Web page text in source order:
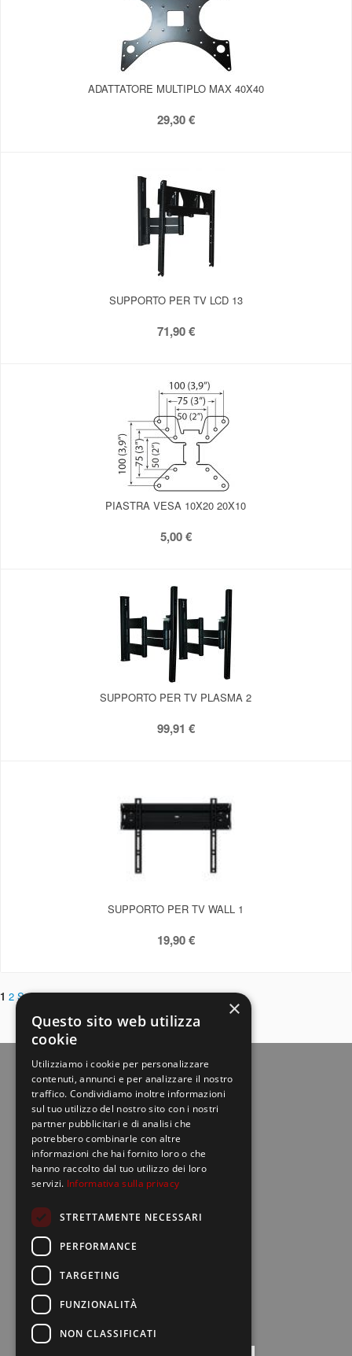
ADATTATORE MULTIPLO MAX 40X40
29,30 €
SUPPORTO PER TV LCD 13
71,90 €
PIASTRA VESA 10X20 20X10
5,00 €
SUPPORTO PER TV PLASMA 2
99,91 €
SUPPORTO PER TV WALL 1
19,90 €
1 2 Successivi
location_on
Europe net S.r.l.
Via della Palmarola, 64 - 00135 Roma
call
mail info@bravobrand.it
×
Questo sito web utilizza
cookie
Utilizziamo i cookie per personalizzare
contenuti, annunci e per analizzare il nostro
traffico. Condividiamo inoltre informazioni
sul tuo utilizzo del nostro sito con i nostri
partner pubblicitari e di analisi che
potrebbero combinarle con altre
informazioni che hai fornito loro o che
hanno raccolto dal tuo utilizzo dei loro
servizi. Informativa sulla privacy
STRETTAMENTE NECESSARI
PERFORMANCE
TARGETING
FUNZIONALITÀ
NON CLASSIFICATI